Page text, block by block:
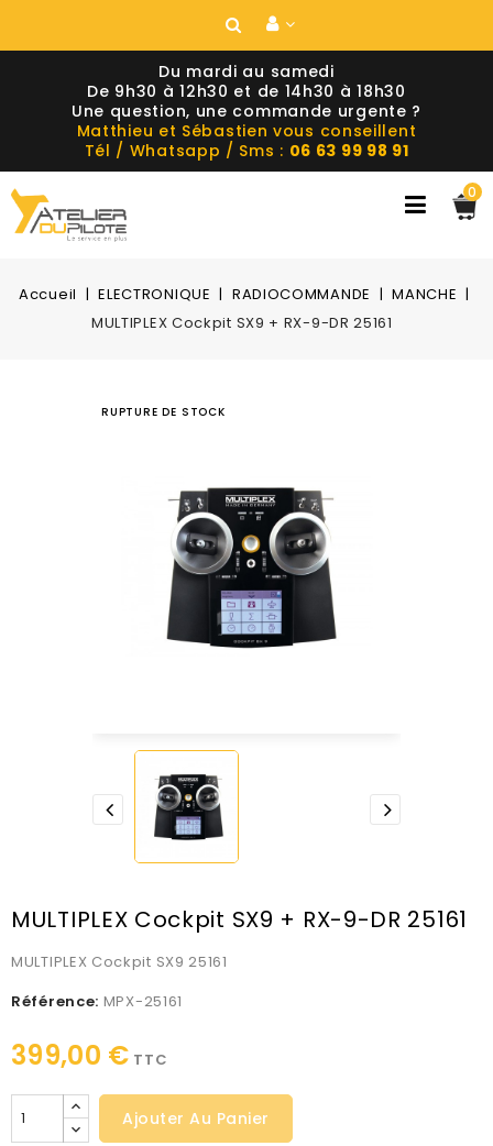
Du mardi au samedi
De 9h30 à 12h30 et de 14h30 à 18h30
Une question, une commande urgente ?
Matthieu et Sébastien vous conseillent
Tél / Whatsapp / Sms : 06 63 99 98 91
0
Accueil ELECTRONIQUE RADIOCOMMANDE
MANCHE
MULTIPLEX Cockpit SX9 + RX-9-DR 25161
RUPTURE DE STOCK
MULTIPLEX Cockpit SX9 + RX-9-DR 25161
MULTIPLEX Cockpit SX9 25161
Référence: MPX-25161
399,00 € TTC
Ajouter Au Panier